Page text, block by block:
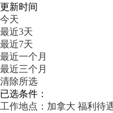
更新时间
今天
最近3天
最近7天
最近一个月
最近三个月
清除所选
已选条件：
工作地点：加拿大 福利待